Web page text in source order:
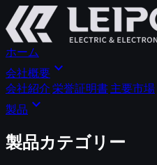
ホーム
会社概要 expand_more
会社紹介 栄誉証明書 主要市場
製品 expand_more
製品カテゴリー